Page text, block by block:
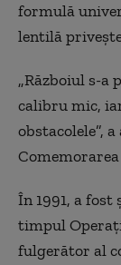
formulă
lentilă
„Războiul s-a
calibru mic,
obstacolele”,
În 1991, a
timpul
fulgerător al